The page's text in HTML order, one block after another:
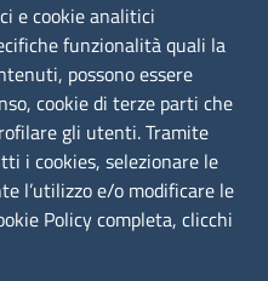
7281
e cookie analitici
funzionalità quali la
possono essere
cookie di terze parti che
gli utenti. Tramite
i cookies, selezionare le
l’utilizzo e/o modificare le
Policy completa, clicchi